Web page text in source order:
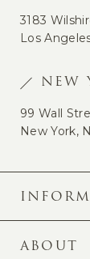
3183
Los
NEW
99 Wall
New York,
ABOUT